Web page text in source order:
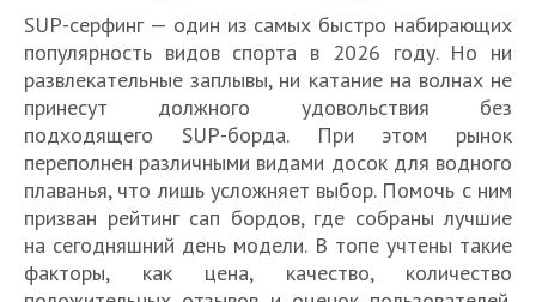
надежности
в
году
SUP-серфинг — один из самых быстро набирающих
популярность видов спорта в 2026 году. Но ни
развлекательные заплывы, ни катание на волнах не
принесут должного удовольствия без
подходящего SUP-борда. При этом рынок
переполнен различными видами досок для водного
плаванья, что лишь усложняет выбор. Помочь с ним
призван рейтинг сап бордов, где собраны лучшие
на сегодняшний день модели. В топе учтены такие
факторы, как цена, качество, количество